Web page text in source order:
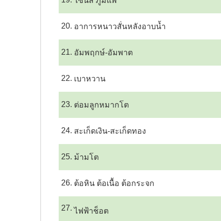
20. อาการหนาวสั่นหลังอาบน้ำ
21. อัมพฤกษ์-อัมพาต
22. เบาหวาน
23. ต่อมลูกหมากโต
24. สะเก็ดเงิน-สะเก็ดทอง
25. ม้ามโต
26. ต้อหิน ต้อเนื้อ ต้อกระจก
27. ไฟฟ้าช็อต